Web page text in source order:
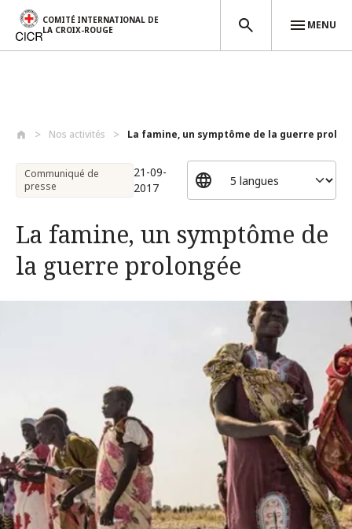
COMITÉ INTERNATIONAL DE
LA CROIX-ROUGE
MENU
Nos activités La famine, un symptôme de la guerre prol...
Communiqué de
presse
21-09-
2017
La famine, un symptôme de
la guerre prolongée